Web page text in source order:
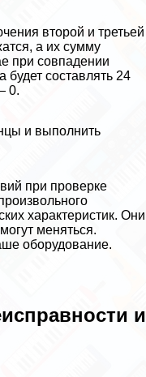
второй и третьей
а их сумму
при совпадении
будет составлять 24
0.
и выполнить
при проверке
хаpaктеристик. Они
меняться.
оборудование.
и